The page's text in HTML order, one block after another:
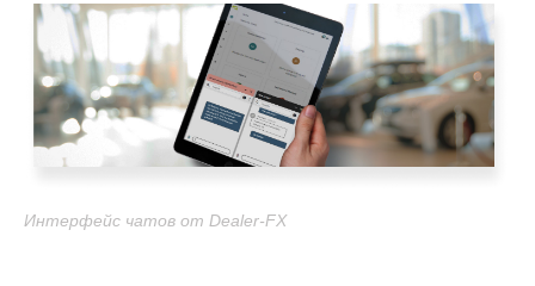
Интерфейс чатов от Dealer-FX